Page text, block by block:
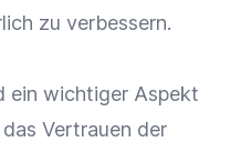
zu verbessern.
ein wichtiger Aspekt
Vertrauen der